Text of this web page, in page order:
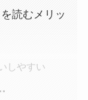
読むメリッ
しやすい